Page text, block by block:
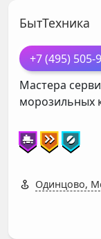
БытТехника
+7 (495) 505-
Мастера
морозильных
Одинцово,